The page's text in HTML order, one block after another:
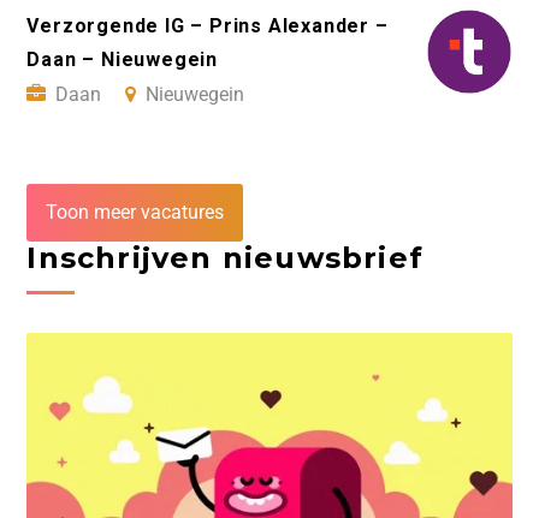
Verzorgende IG – Prins Alexander –
Daan – Nieuwegein
Daan
Nieuwegein
Toon meer vacatures
Inschrijven nieuwsbrief